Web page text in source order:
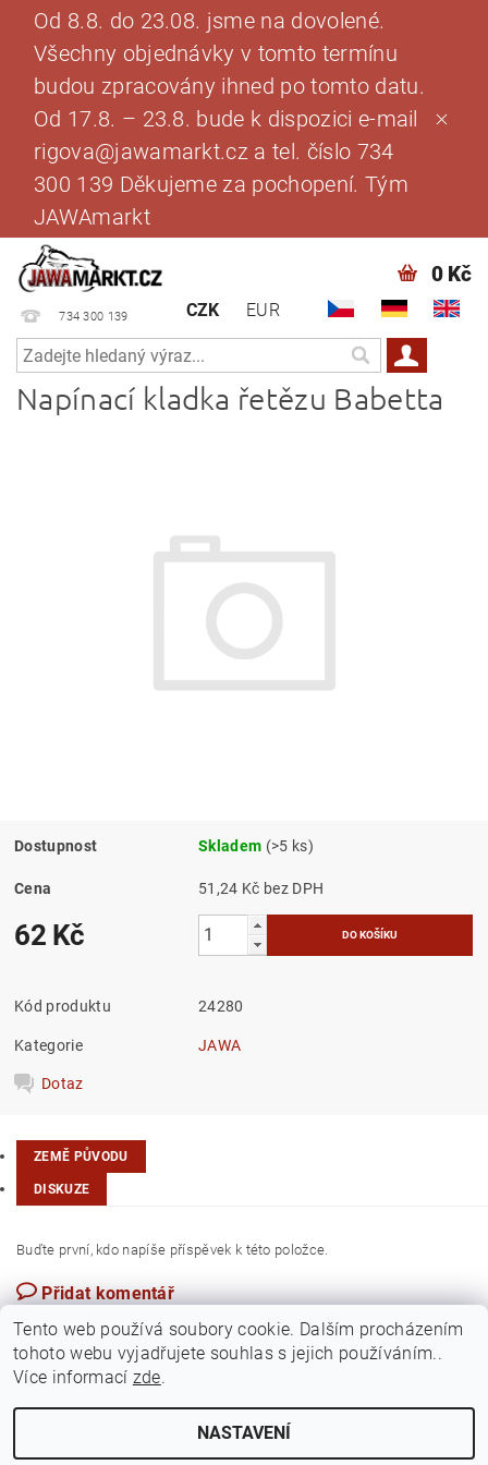
Od 8.8. do 23.08. jsme na dovolené.
Všechny objednávky v tomto termínu
budou zpracovány ihned po tomto datu.
Od 17.8. – 23.8. bude k dispozici e-mail
rigova@jawamarkt.cz a tel. číslo 734
300 139 Děkujeme za pochopení. Tým
JAWAmarkt
734 300 139 CZK EUR
0 Kč
Napínací kladka řetězu Babetta
Dostupnost Skladem (>5 ks)
Cena 51,24 Kč bez DPH
62 Kč
Kód produktu 24280
Kategorie JAWA
Dotaz
ZEMĚ PŮVODU
DISKUZE
Buďte první, kdo napíše příspěvek k této položce.
Přidat komentář
Tento web používá soubory cookie. Dalším procházením
tohoto webu vyjadřujete souhlas s jejich používáním..
Více informací zde.
NASTAVENÍ